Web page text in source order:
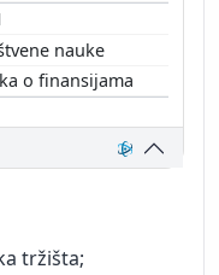
nauke
o finansijama
tržišta;